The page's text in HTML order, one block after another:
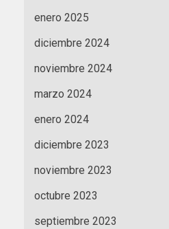
enero 2025
diciembre 2024
noviembre 2024
marzo 2024
enero 2024
diciembre 2023
noviembre 2023
octubre 2023
septiembre 2023